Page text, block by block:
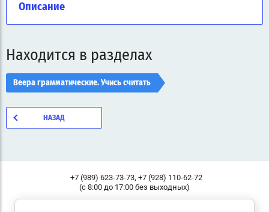
Описание
Находится в разделах
Веера грамматические. Учись считать
НАЗАД
+7 (989) 623-73-73, +7 (928) 110-62-72
(с 8:00 до 17:00 без выходных)